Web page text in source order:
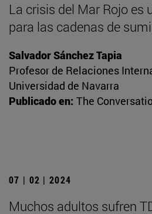
La crisis del Mar Rojo es
para las cadenas de
Salvador Sánchez Tapia
Profesor de Relaciones
Universidad de Navarra
Publicado en: The
07 | 02 | 2024
Muchos adultos sufren